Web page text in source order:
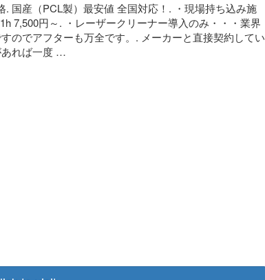
国産（PCL製）最安値 全国対応！. ・現場持ち込み施
7,500円～. ・レーザークリーナー導入のみ・・・業界
のでアフターも万全です。. メーカーと直接契約してい
あれば一度 …